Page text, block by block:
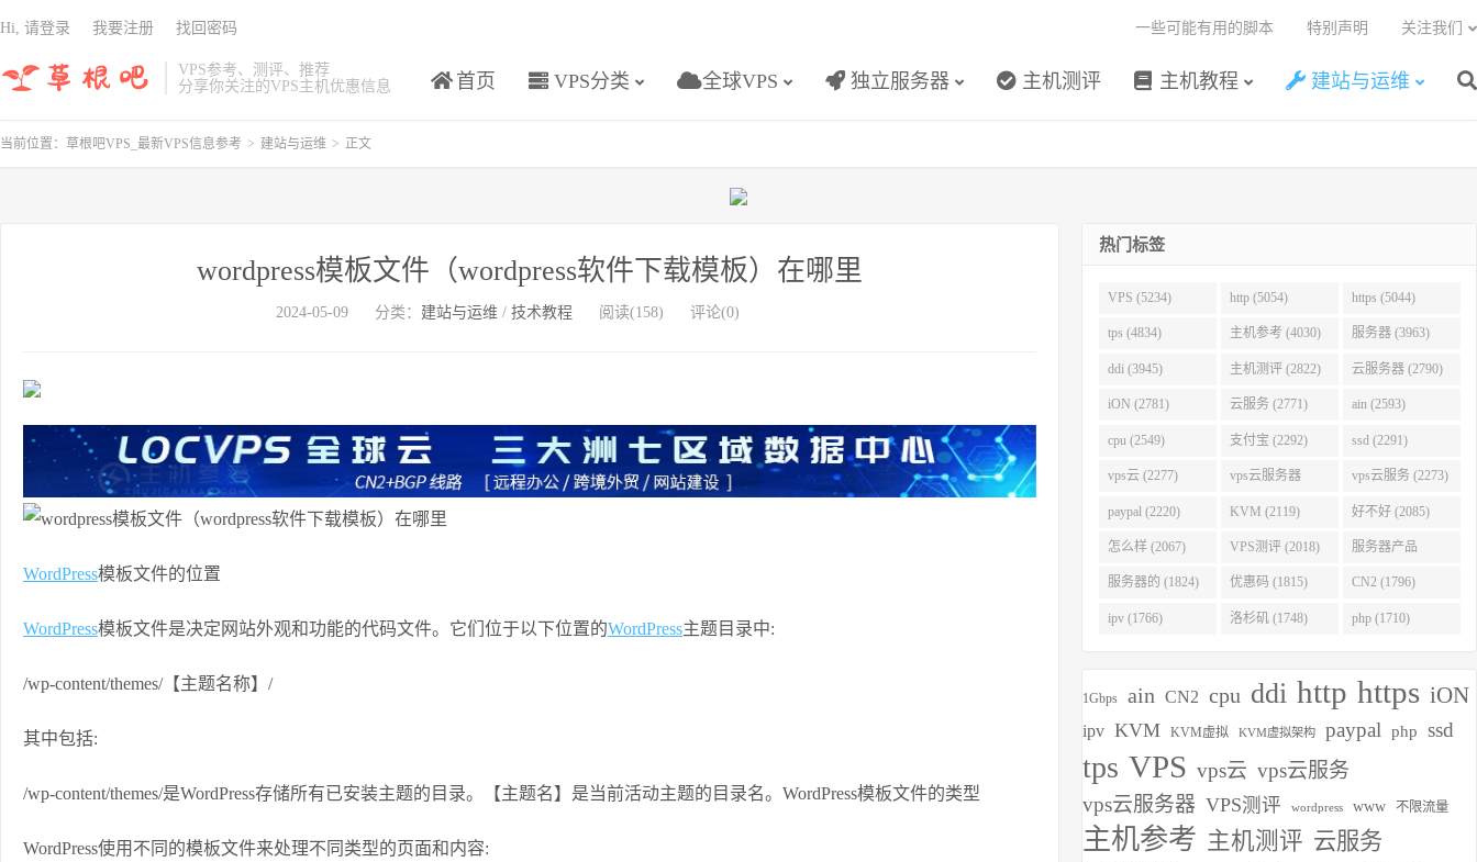
VPS参考、测评、推荐
分享你关注的VPS主机优惠信息
首页 VPS分类 全球VPS 独立服务器 主机测评 主机教程 建站与运维
一些可能有用的脚本 特别声明 关注我们
Hi, 请登录 我要注册 找回密码
当前位置： 草根吧VPS_最新VPS信息参考 > 建站与运维 > 正文
wordpress模板文件（wordpress软件下载模板）在哪里
2024-05-09 分类： 建站与运维 / 技术教程 阅读(158) 评论(0)
WordPress模板文件的位置
WordPress模板文件是决定网站外观和功能的代码文件。它们位于以下位置的WordPress主题目录中:
/wp-content/themes/【主题名称】/
其中包括:
/wp-content/themes/是WordPress存储所有已安装主题的目录。【主题名】是当前活动主题的目录名。WordPress模板文件的类型
WordPress使用不同的模板文件来处理不同类型的页面和内容:
热门标签
VPS (5234) http (5054) https (5044)
tps (4834) 主机参考 (4030) 服务器 (3963)
ddi (3945) 主机测评 (2822) 云服务器 (2790)
iON (2781) 云服务 (2771) ain (2593)
cpu (2549) 支付宝 (2292) ssd (2291)
vps云 (2277) vps云服务器
(2275)
vps云服务 (2273)
paypal (2220) KVM (2119) 好不好 (2085)
怎么样 (2067) VPS测评 (2018) 服务器产品
(1938)
服务器的 (1824) 优惠码 (1815) CN2 (1796)
ipv (1766) 洛杉矶 (1748) php (1710)
1Gbps ain CN2 cpu ddi http https iON
ipv KVM KVM虚拟 KVM虚拟架构 paypal php ssd
tps VPS vps云 vps云服务
vps云服务器 VPS测评 wordpress www 不限流量
主机参考 主机测评 云服务